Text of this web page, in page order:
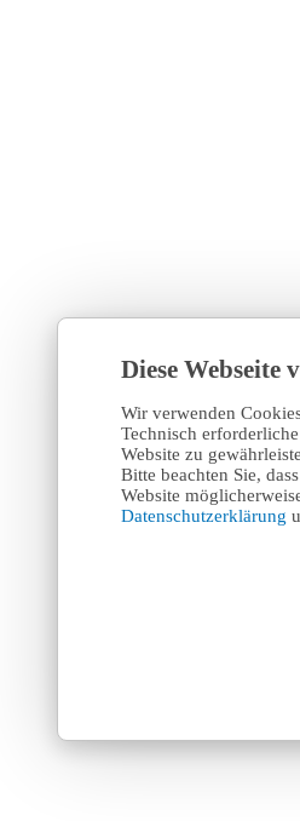
Diese Webseite
Wir verwenden
Technisch
Website zu
Bitte beachten Sie,
Website
Datenschutzerklärung